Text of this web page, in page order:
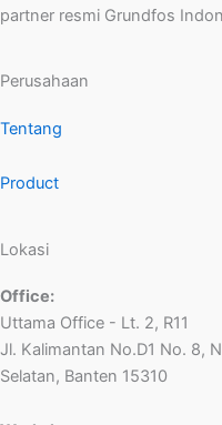
partner resmi Grundfos
Perusahaan
Tentang
Product
Lokasi
Office:
Uttama Office - Lt. 2, R11
Jl. Kalimantan No.D1 No. 8,
Selatan, Banten 15310